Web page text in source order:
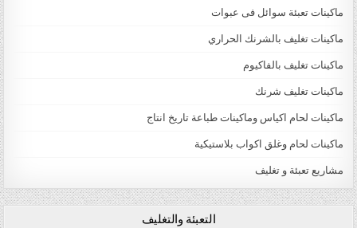
ماكينات تعبئة سوائل فى عبوات
ماكينات تغليف بالشرنك الحراري
ماكينات تغليف بالفاكيوم
ماكينات تغليف شرنك
ماكينات لحام اكياس وماكينات طباعة تاريخ انتاج
ماكينات لحام وغلق اكواب بلاستيكية
مشاريع تعبئة و تغليف
التعبئة والتغليف